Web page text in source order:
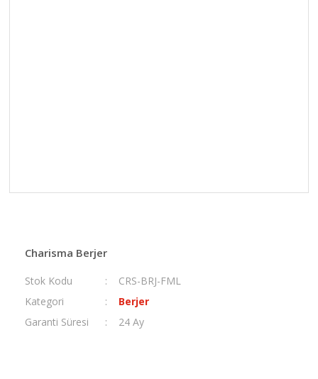
Charisma Berjer
Stok Kodu
CRS-BRJ-FML
Kategori
Berjer
Garanti Süresi
24 Ay